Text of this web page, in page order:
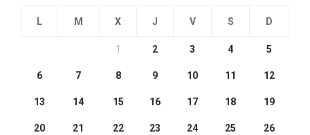
L M X J V S D
1 2 3 4 5
6 7 8 9 10 11 12
13 14 15 16 17 18 19
20 21 22 23 24 25 26